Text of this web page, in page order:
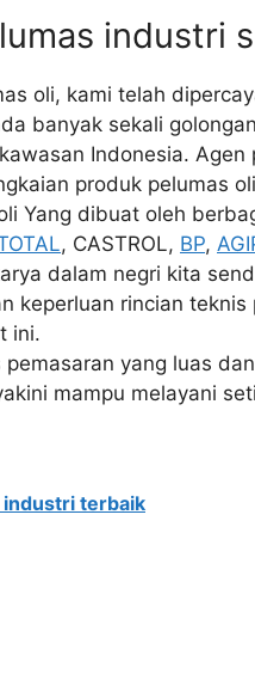
industri
oli, kami telah
banyak sekali
Indonesia.
produk pelumas
Yang dibuat oleh
, CASTROL, BP,
dalam negri kita
keperluan rincian
ini.
yang luas
mampu melayani
industri terbaik